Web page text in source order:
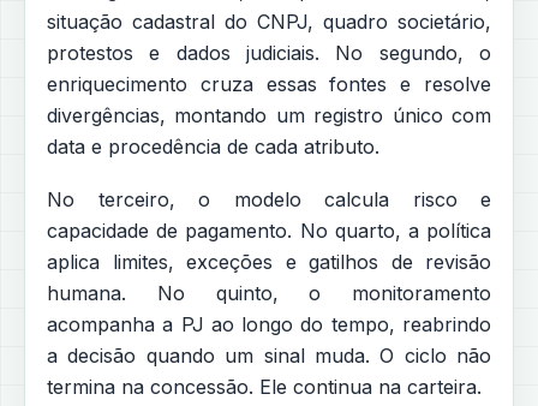
situação cadastral do CNPJ, quadro societário,
protestos e dados judiciais. No segundo, o
enriquecimento cruza essas fontes e resolve
divergências, montando um registro único com
data e procedência de cada atributo.
No terceiro, o modelo calcula risco e
capacidade de pagamento. No quarto, a política
aplica limites, exceções e gatilhos de revisão
humana. No quinto, o monitoramento
acompanha a PJ ao longo do tempo, reabrindo
a decisão quando um sinal muda. O ciclo não
termina na concessão. Ele continua na carteira.